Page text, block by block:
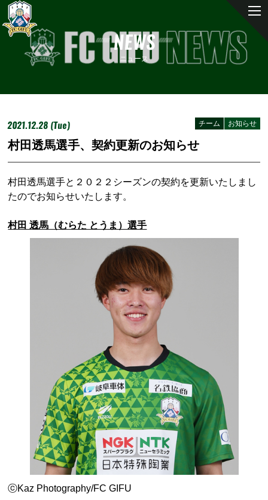
NEWS
ニュース
2021.12.28 (Tue) お知らせ
チーム
村田透馬選手、契約更新のお知らせ
村田透馬選手と２０２２シーズンの契約を更新いたしまし
たのでお知らせいたします。
村田 透馬（むらた とうま）選手
ⓒKaz Photography/FC GIFU